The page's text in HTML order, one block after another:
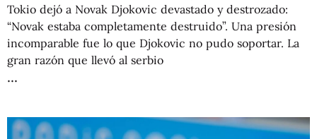
Tokio dejó a Novak Djokovic devastado y destrozado:
“Novak estaba completamente destruido”. Una presión
incomparable fue lo que Djokovic no pudo soportar. La
gran razón que llevó al serbio